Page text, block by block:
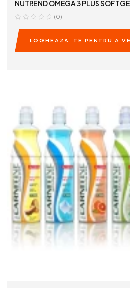
NUTREND OMEGA 3 PLUS
(0)
LOGHEAZA-TE PENTRU A